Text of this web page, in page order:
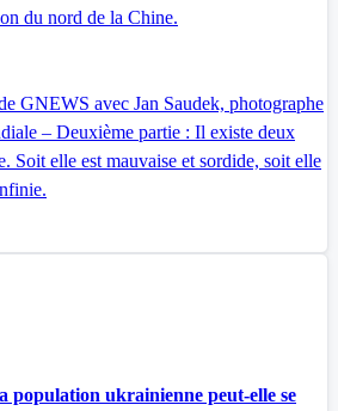
du nord de la Chine.
GNEWS avec Jan Saudek, photographe
– Deuxième partie : Il existe deux
Soit elle est mauvaise et sordide, soit elle
ukrainienne peut-elle se